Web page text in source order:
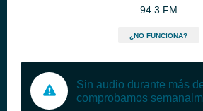
94.3 FM
¿NO FUNCIONA?
Sin audio durante más
comprobamos